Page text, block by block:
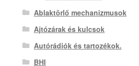
Ablaktörlő mechanizmusok
Ajtózárak és kulcsok
Autórádiók és tartozékok.
BHI